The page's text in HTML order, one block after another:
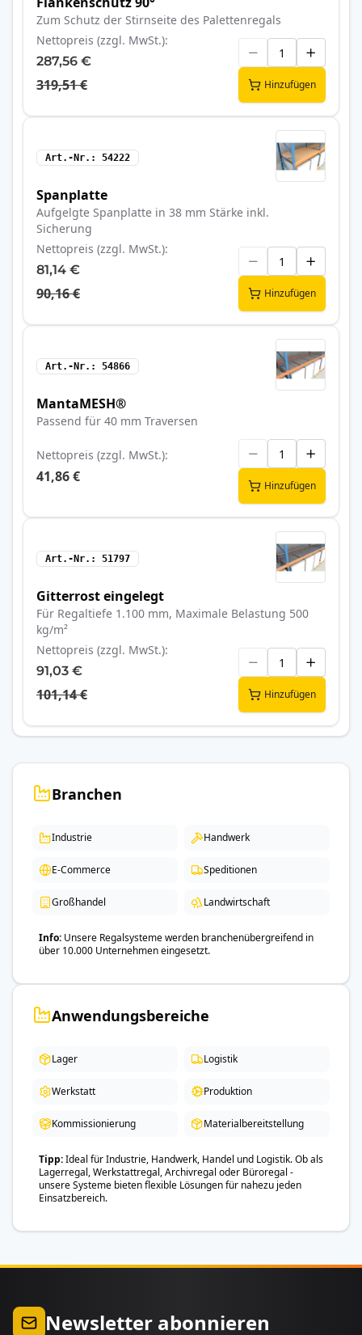
Zum Schutz der Stirnseite des Palettenregals
Nettopreis (zzgl. MwSt.)
287,56 €
319,51 € Hinzufügen
Art.-Nr. 54222
Spanplatte
Aufgelgte Spanplatte in 38 mm Stärke inkl.
Sicherung
Nettopreis (zzgl. MwSt.)
81,14 €
90,16 € Hinzufügen
Art.-Nr. 54866
MantaMESH®
Passend für 40 mm Traversen
Nettopreis (zzgl. MwSt.)
41,86 €
Hinzufügen
Art.-Nr. 51797
Gitterrost eingelegt
Für Regaltiefe 1.100 mm, Maximale Belastung 500
kg/m²
Nettopreis (zzgl. MwSt.)
91,03 €
101,14 € Hinzufügen
Branchen
Industrie Handwerk
E-Commerce Speditionen
Großhandel Landwirtschaft
Info Unsere Regalsysteme werden branchenübergreifend in
über 10.000 Unternehmen eingesetzt.
Anwendungsbereiche
Lager Logistik
Werkstatt Produktion
Kommissionierung Materialbereitstellung
Tipp Ideal für Industrie, Handwerk, Handel und Logistik. Ob als
Lagerregal, Werkstattregal, Archivregal oder Büroregal -
unsere Systeme bieten flexible Lösungen für nahezu jeden
Einsatzbereich.
Newsletter abonnieren